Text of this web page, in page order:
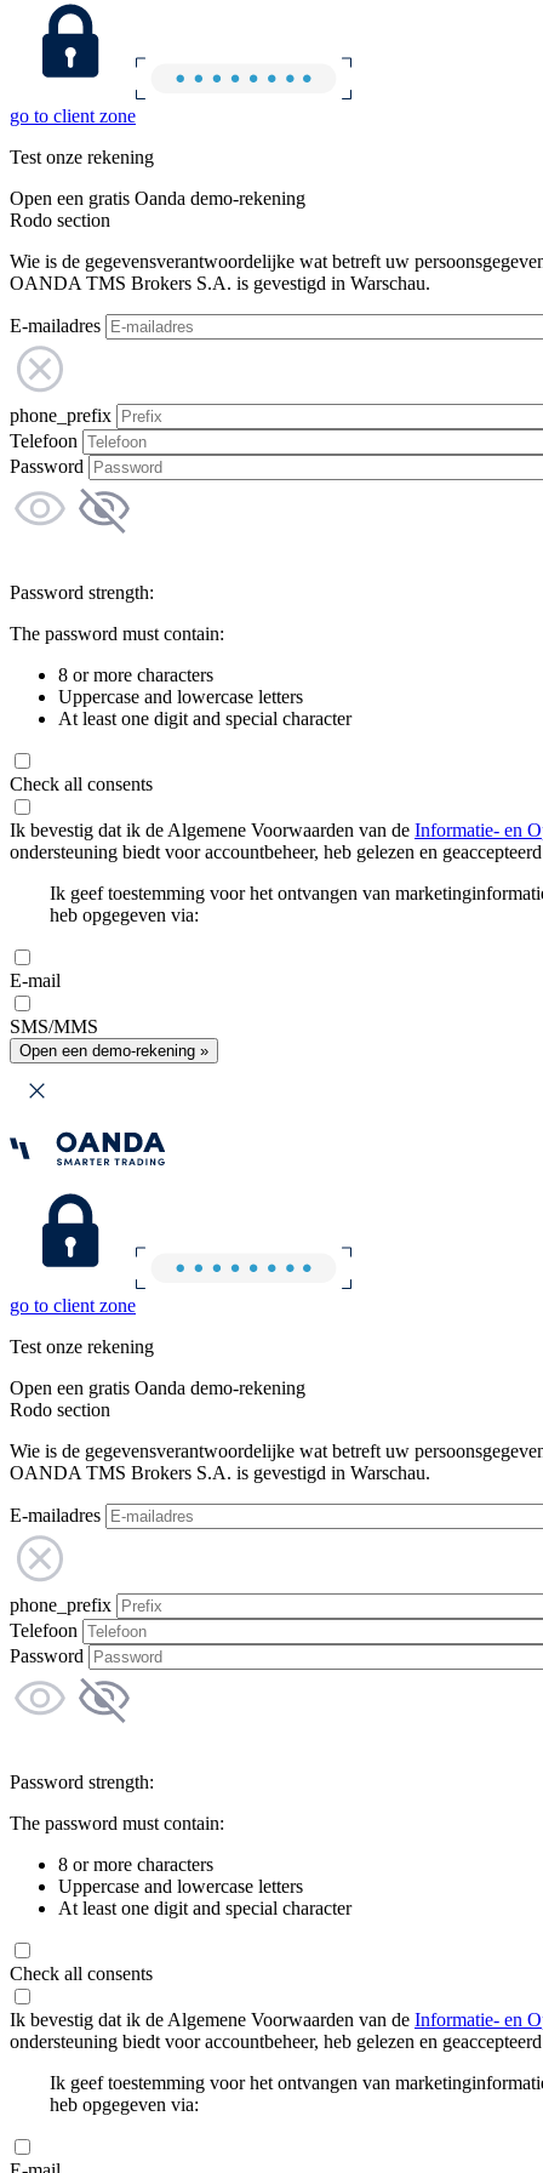
go to client zone
Test onze rekening
Open een gratis Oanda demo-rekening
Rodo section
Wie is de gegevensverantwoordelijke wat betreft uw
OANDA TMS Brokers S.A. is gevestigd in Warschau.
E-mailadres
phone_prefix
Telefoon
Password
Password strength:
The password must contain:
8 or more characters
Uppercase and lowercase letters
At least one digit and special character
Check all consents
Ik bevestig dat ik de Algemene Voorwaarden van de Informatie- en
ondersteuning biedt voor accountbeheer, heb gelezen en
Ik geef toestemming voor het ontvangen van
heb opgegeven via:
E-mail
SMS/MMS
Open een demo-rekening »
go to client zone
Test onze rekening
Open een gratis Oanda demo-rekening
Rodo section
Wie is de gegevensverantwoordelijke wat betreft uw
OANDA TMS Brokers S.A. is gevestigd in Warschau.
E-mailadres
phone_prefix
Telefoon
Password
Password strength:
The password must contain:
8 or more characters
Uppercase and lowercase letters
At least one digit and special character
Check all consents
Ik bevestig dat ik de Algemene Voorwaarden van de Informatie- en
ondersteuning biedt voor accountbeheer, heb gelezen en
Ik geef toestemming voor het ontvangen van
heb opgegeven via: